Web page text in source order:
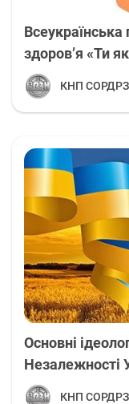
здоров’я «Ти
КНП
Основні
Незалежності
КНП